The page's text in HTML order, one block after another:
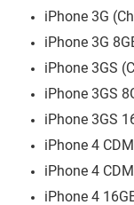
iPhone 3G
iPhone 3G
iPhone 3GS
iPhone 3GS
iPhone 3GS
iPhone 4
iPhone 4
iPhone 4